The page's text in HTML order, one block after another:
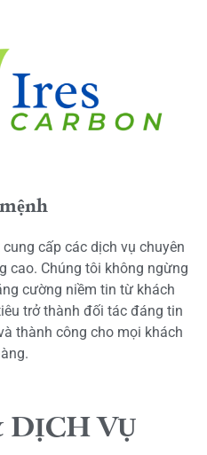
cấp các dịch vụ chuyên
cao. Chúng tôi không ngừng
cường niềm tin từ khách
trở thành đối tác đáng tin
thành công cho mọi khách
DỊCH VỤ